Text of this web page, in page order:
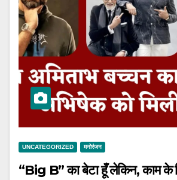
UNCATEGORIZED मनोरंजन
“Big B” का बेटा हूँ लेकिन, काम के